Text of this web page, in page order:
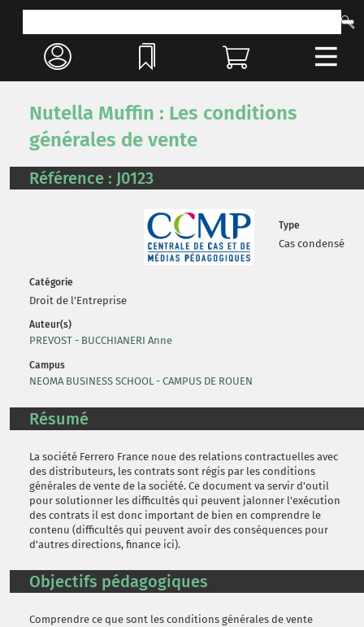
Nutella Muffin : Les conditions
générales de vente
Référence : J0123
Type
Cas condensé
Catégorie
Droit de l'Entreprise
Auteur(s)
PREVOST - BUCCHIANERI Anne
Campus
NEOMA BUSINESS SCHOOL - CAMPUS DE ROUEN
Résumé
La société Ferrero France noue des relations contractuelles avec
des distributeurs, les contrats sont régis par les conditions
générales de vente de la société. Ce document va servir d'outil
pour solutionner les difficultés qui peuvent jalonner l'exécution
des contrats il est donc important de bien en comprendre le
contenu (difficultés qui peuvent avoir des conséquences pour
d'autres directions, finance ici).
Objectifs pédagogiques
Comprendre ce que sont les conditions générales de vente